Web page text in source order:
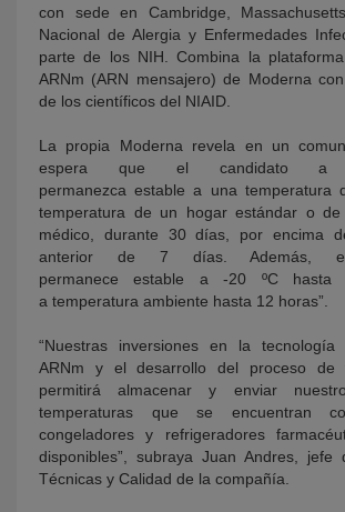
con sede en Cambridge,
Nacional de Alergia y Enfermedades
parte de los NIH. Combina la
ARNm (ARN mensajero) de Moderna
de los científicos del NIAID.
La propia Moderna revela en un
espera que el candidato a
permanezca estable a una
temperatura de un hogar estándar o
médico, durante 30 días, por encima
anterior de 7 días. Además, el
permanece estable a -20 ºC
a temperatura ambiente hasta 12 horas”.
“Nuestras inversiones en la
ARNm y el desarrollo del proceso de
permitirá almacenar y enviar
temperaturas que se encuentran
congeladores y refrigeradores
disponibles”, subraya Juan Andres, jefe
Técnicas y Calidad de la compañía.